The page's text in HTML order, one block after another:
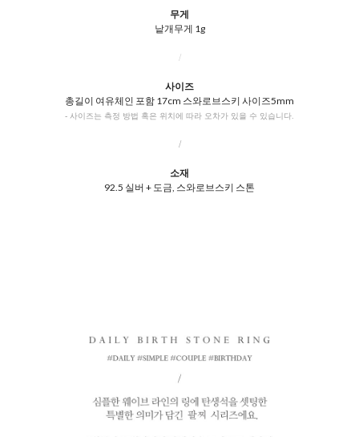
무게
낱개무게 1g
/
사이즈
총길이 여유체인 포함 17cm 스와로브스키 사이즈5mm
- 사이즈는 측정 방법 혹은 위치에 따라 오차가 있을 수 있습니다.
/
소재
92.5 실버 + 도금, 스와로브스키 스톤